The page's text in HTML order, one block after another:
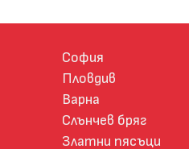
София
Пловдив
Варна
Слънчев бряг
Златни пясъци